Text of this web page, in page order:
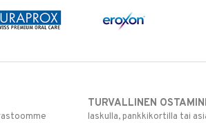
TURVALLINEN
laskulla, pankkikortilla tai